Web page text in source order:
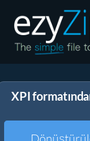
Çıkart
XPI